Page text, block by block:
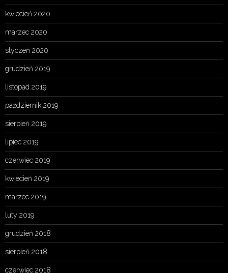
kwiecień 2020
marzec 2020
styczeń 2020
grudzień 2019
listopad 2019
październik 2019
sierpień 2019
lipiec 2019
czerwiec 2019
kwiecień 2019
marzec 2019
luty 2019
grudzień 2018
sierpień 2018
czerwiec 2018